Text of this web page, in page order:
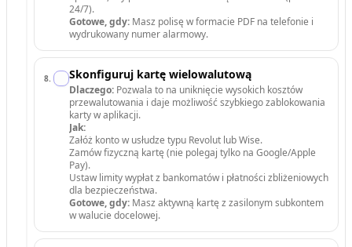
24/7).
Gotowe, gdy: Masz polisę w formacie PDF na telefonie i
wydrukowany numer alarmowy.
8. Skonfiguruj kartę wielowalutową
Dlaczego: Pozwala to na uniknięcie wysokich kosztów
przewalutowania i daje możliwość szybkiego zablokowania
karty w aplikacji.
Jak:
Załóż konto w usłudze typu Revolut lub Wise.
Zamów fizyczną kartę (nie polegaj tylko na Google/Apple
Pay).
Ustaw limity wypłat z bankomatów i płatności zbliżeniowych
dla bezpieczeństwa.
Gotowe, gdy: Masz aktywną kartę z zasilonym subkontem
w walucie docelowej.